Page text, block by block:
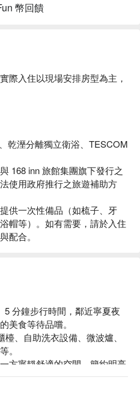
幣回饋
際入住以現場安排房型為主，
乾溼分離獨立衛浴、TESCOM
168 inn 旅館集團旗下發行之
使用政府推行之旅遊補助方
供一次性備品（如梳子、牙
帽等）。如有需要，請於入住
配合。
分鐘步行時間，鄰近寧夏夜
美食等待品嚐。
、自助洗衣設備、微波爐、
。
方寧靜舒適的空間，簡約明亮
正適合放下行李，在這裡洗去
好好休息。
1 號。